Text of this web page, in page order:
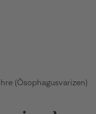
(Ösophagusvarizen)